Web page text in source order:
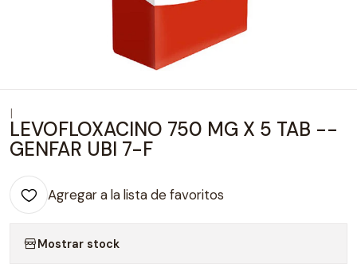
LEVOFLOXACINO 750 MG X 5 TAB --
GENFAR UBI 7-F
Agregar a la lista de favoritos
Mostrar stock